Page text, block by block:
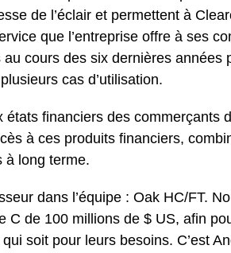
de l’éclair et permettent à
que l’entreprise offre à ses
cours des six dernières
cas d’utilisation.
financiers des
à ces produits financiers,
à long terme.
dans l’équipe : Oak HC/FT.
de 100 millions de $ US, afin
soit pour leurs besoins. C’est